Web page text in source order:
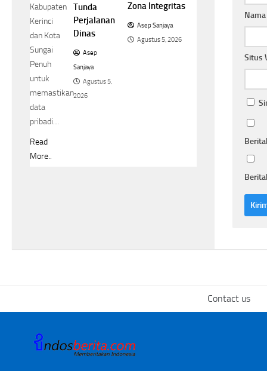
Nama
Situs
Kabupaten
Kerinci
dan Kota
Sungai
Penuh
untuk
memastikan
data
pribadi…
Read
More..
Tunda
Perjalanan
Dinas
Asep
Sanjaya
Agustus 5,
2026
Zona Integritas
Asep Sanjaya
Agustus 5, 2026
Contact us